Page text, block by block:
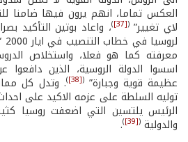
العكس تماما، انهم يرون فيها ضامنا
لاي تغيير”(
[37]
)، واعاد بوتين التأكيد
معرفته كما هو فعلا، واستخلاص
اسسوا الدولة الروسية، الذين
عظيمة قوية وجبارة”(
[38]
). وتدل كل
توليه السلطة على عزمه الاكيد على
الرئيس يلتسين التي اضعفت روسيا
والدولية (
[39]
)
.